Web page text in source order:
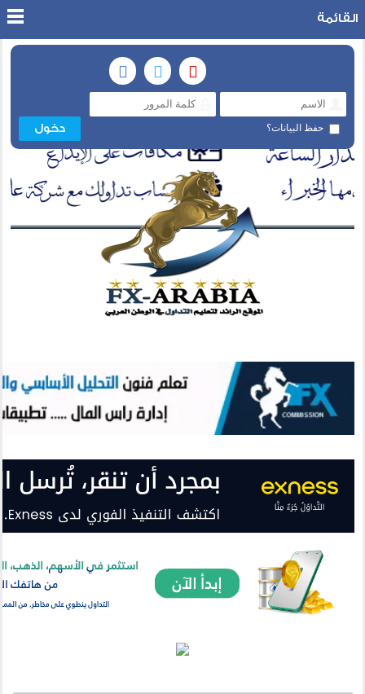
حفظ البيانات؟
القائمة